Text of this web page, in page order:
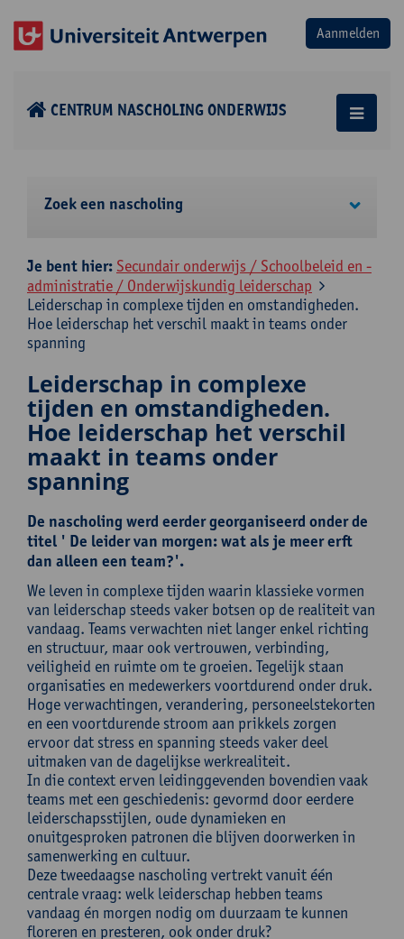
CENTRUM NASCHOLING ONDERWIJS
Zoek een nascholing
Je bent hier: Secundair onderwijs / Schoolbeleid en -
administratie / Onderwijskundig leiderschap
Leiderschap in complexe tijden en omstandigheden.
Hoe leiderschap het verschil maakt in teams onder
spanning
Leiderschap in complexe
tijden en omstandigheden.
Hoe leiderschap het verschil
maakt in teams onder
spanning
De nascholing werd eerder georganiseerd onder de
titel ' De leider van morgen: wat als je meer erft
dan alleen een team?'.
We leven in complexe tijden waarin klassieke vormen
van leiderschap steeds vaker botsen op de realiteit van
vandaag. Teams verwachten niet langer enkel richting
en structuur, maar ook vertrouwen, verbinding,
veiligheid en ruimte om te groeien. Tegelijk staan
organisaties en medewerkers voortdurend onder druk.
Hoge verwachtingen, verandering, personeelstekorten
en een voortdurende stroom aan prikkels zorgen
ervoor dat stress en spanning steeds vaker deel
uitmaken van de dagelijkse werkrealiteit.
In die context erven leidinggevenden bovendien vaak
teams met een geschiedenis: gevormd door eerdere
leiderschapsstijlen, oude dynamieken en
onuitgesproken patronen die blijven doorwerken in
samenwerking en cultuur.
Deze tweedaagse nascholing vertrekt vanuit één
centrale vraag: welk leiderschap hebben teams
vandaag én morgen nodig om duurzaam te kunnen
floreren en presteren, ook onder druk?